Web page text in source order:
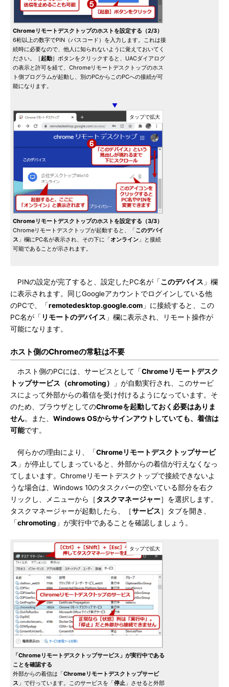
Chromeリモートデスクトップのホストを設定する（2/3）
6桁以上の数字でPIN（パスコード）を入力します。これは接
続時に必要なので、他人に知られないように覚えておいてく
ださい。［起動］ボタンをクリックすると、UACダイアログ
の表示と許可を経て、Chromeリモートデスクトップのホス
ト側プログラムが起動し、別のPCからこのPCへの接続が可
能になります。
▼
Chromeリモートデスクトップのホストを設定する（3/3）
Chromeリモートデスクトップが起動すると、「このデバイ
ス 」欄にPC名が表示され、その下に「オンライン 」と接続
可能であることが示されます。
PINの設定が完了すると、設定したPC名が「このデバイス 」欄
に表示されます。同じGoogleアカウントでログインしている他
のPCで、「remotedesktop.google.com 」に接続すると、この
PC名が「 リモートのデバイス 」欄に表示され、リモート操作が
可能になります。
ホスト側のChromeの常駐は不要
ホスト側のPCには、サービスとして「Chromeリモートデスク
トップサービス（chromoting）
」が自動実行され、このサービ
スによって外部からの着信を受け付けるようになっています。そ
のため、ブラウザとしてのChromeを起動しておく必要はありま
せん。また、 Windows OSからサインアウトしていても、着信は
可能です。
何らかの理由により、「Chromeリモートデスクトップサービ
ス 」が停止してしまっていると、外部からの着信が行えなくなっ
てしまいます。Chromeリモートデスクトップで接続できないよ
うな場合は、Windows 10のタスクバーの空いている部分を右ク
リックし、メニューから［タスクマネージャー］を選択します。
タスクマネージャーが起動したら、［サービス］タブを開き、
「chromoting 」が実行中であることを確認しましょう。
「Chromeリモートデスクトップサービス」が実行中である
ことを確認する
外部からの着信は「Chromeリモートデスクトップサービ
ス 」で行っています。このサービスを「停止 」させると外部